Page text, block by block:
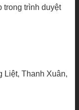
trong trình duyệt
Liệt, Thanh Xuân,